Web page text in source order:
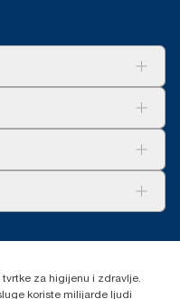
tvrtke za higijenu i zdravlje.
koriste milijarde ljudi